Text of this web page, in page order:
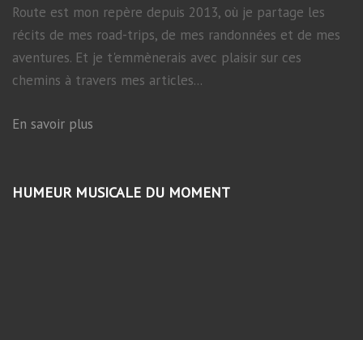
Route est mon repère depuis 2013, où je partage les
récits de mes road-trips, de mes randonnées et de mes
aventures. Et je t'emmènerais avec plaisir sur ces
chemins à travers mes articles...
En savoir plus
HUMEUR MUSICALE DU MOMENT